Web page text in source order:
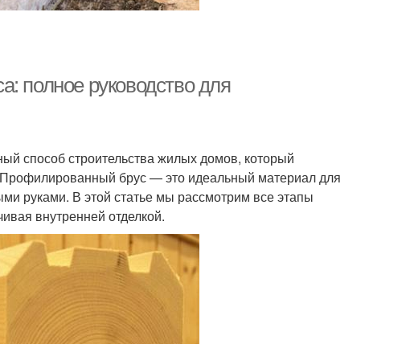
полное руководство для
способ строительства жилых домов, который
Профилированный брус — это идеальный материал для
руками. В этой статье мы рассмотрим все этапы
внутренней отделкой.